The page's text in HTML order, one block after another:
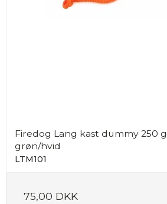
Firedog Lang kast dummy 250
grøn/hvid
LTM101
75,00 DKK